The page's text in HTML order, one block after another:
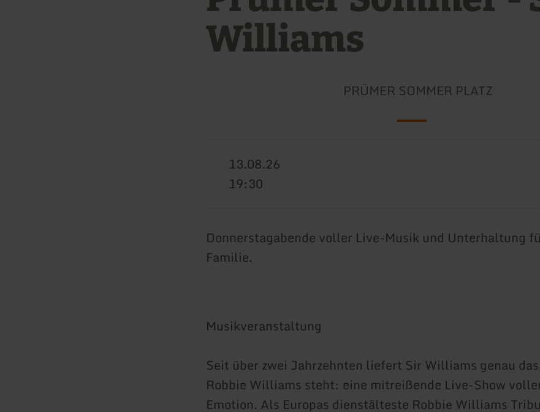
Williams
PRÜMER SOMMER PLATZ
13.08.26
19:30
Donnerstagabende voller Live-Musik und Unterhaltung
Familie.
Musikveranstaltung
Seit über zwei Jahrzehnten liefert Sir Williams genau
Robbie Williams steht: eine mitreißende Live-Show
Emotion. Als Europas dienstälteste Robbie Williams